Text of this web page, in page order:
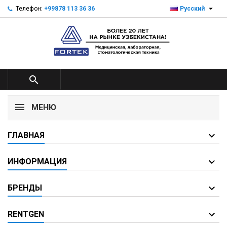
Телефон: +99878 113 36 36 Русский 

МЕНЮ
ГЛАВНАЯ
ИНФОРМАЦИЯ
БРЕНДЫ
RENTGEN